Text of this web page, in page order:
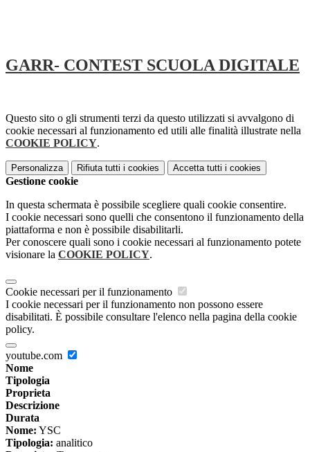
GARR- CONTEST SCUOLA DIGITALE
Questo sito o gli strumenti terzi da questo utilizzati si avvalgono di
cookie necessari al funzionamento ed utili alle finalità illustrate nella
COOKIE POLICY.
Personalizza Rifiuta tutti i cookies Accetta tutti i cookies
Gestione cookie
In questa schermata è possibile scegliere quali cookie consentire.
I cookie necessari sono quelli che consentono il funzionamento della
piattaforma e non è possibile disabilitarli.
Per conoscere quali sono i cookie necessari al funzionamento potete
visionare la COOKIE POLICY.
Cookie necessari per il funzionamento
I cookie necessari per il funzionamento non possono essere
disabilitati. È possibile consultare l'elenco nella pagina della cookie
policy.
youtube.com
Nome
Tipologia
Proprieta
Descrizione
Durata
Nome: YSC
Tipologia: analitico